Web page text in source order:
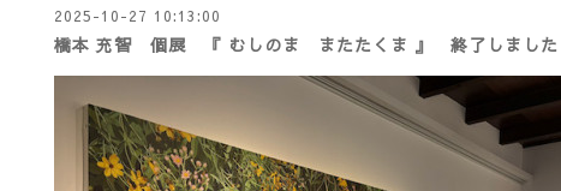
2025-10-27 10:13:00
橋本 充智 個展 『 むしのま またたくま 』 終了しました